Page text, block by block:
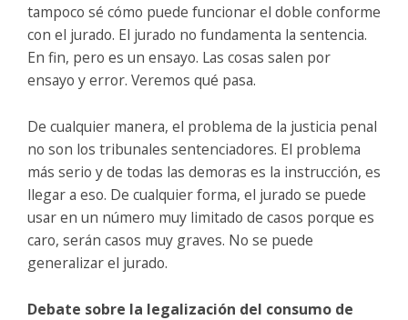
tampoco sé cómo puede funcionar el doble conforme
con el jurado. El jurado no fundamenta la sentencia.
En fin, pero es un ensayo. Las cosas salen por
ensayo y error. Veremos qué pasa.
De cualquier manera, el problema de la justicia penal
no son los tribunales sentenciadores. El problema
más serio y de todas las demoras es la instrucción, es
llegar a eso. De cualquier forma, el jurado se puede
usar en un número muy limitado de casos porque es
caro, serán casos muy graves. No se puede
generalizar el jurado.
Debate sobre la legalización del consumo de